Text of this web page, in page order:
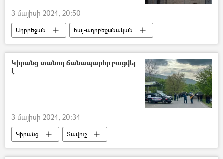
3 մայիսի 2024, 20:50
Ադրբեջան
հայ-ադրբեջանական
ադրբեջանցի
մշակույթ
Շուշի
ԱՄՆ Պետական դեպարտամենտ
Եկեղեցի
Կիրանց տանող ճանապարհը բացվել
է
3 մայիսի 2024, 20:34
Կիրանց
Տավուշ
ՀՀ Ոստիկանություն
Հայաստան